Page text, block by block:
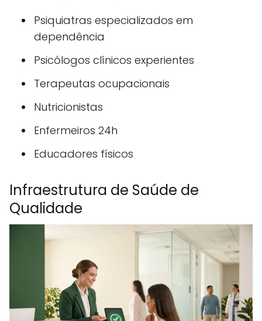
Psiquiatras especializados em
dependência
Psicólogos clínicos experientes
Terapeutas ocupacionais
Nutricionistas
Enfermeiros 24h
Educadores físicos
Infraestrutura de Saúde de
Qualidade